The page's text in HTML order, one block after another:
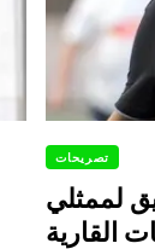
تصريحات
لممثلي